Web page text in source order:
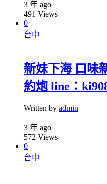
3 年 ago
491 Views
0
台中
新妹下海 口味
約炮 line：
Written by admin
3 年 ago
572 Views
0
台中